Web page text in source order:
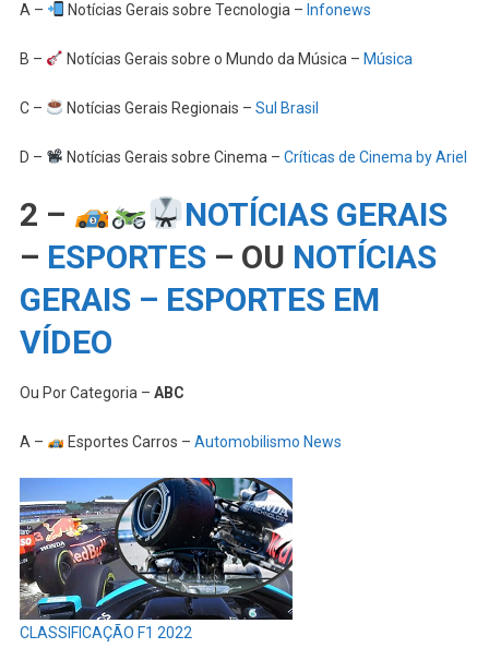
A – Notícias Gerais sobre Tecnologia – Infonews
B – Notícias Gerais sobre o Mundo da Música – Música
C – Notícias Gerais Regionais – Sul Brasil
D – Notícias Gerais sobre Cinema – Críticas de Cinema by Ariel
2 –
NOTÍCIAS GERAIS
– ESPORTES– OU NOTÍCIAS
GERAIS – ESPORTES EM
VÍDEO
Ou Por Categoria – ABC
A – Esportes Carros – Automobilismo News
CLASSIFICAÇÃO F1 2022